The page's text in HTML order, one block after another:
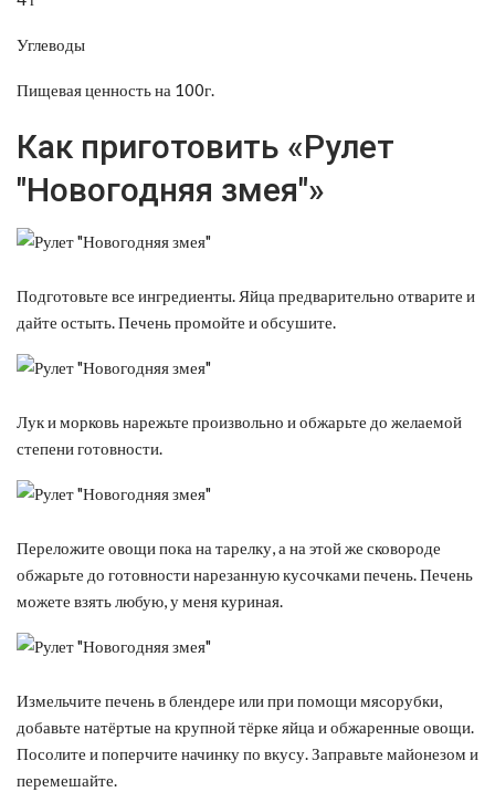
Углеводы
Пищевая ценность на 100г.
Как приготовить «Рулет
"Новогодняя змея"»
Подготовьте все ингредиенты. Яйца предварительно отварите и
дайте остыть. Печень промойте и обсушите.
Лук и морковь нарежьте произвольно и обжарьте до желаемой
степени готовности.
Переложите овощи пока на тарелку, а на этой же сковороде
обжарьте до готовности нарезанную кусочками печень. Печень
можете взять любую, у меня куриная.
Измельчите печень в блендере или при помощи мясорубки,
добавьте натёртые на крупной тёрке яйца и обжаренные овощи.
Посолите и поперчите начинку по вкусу. Заправьте майонезом и
перемешайте.